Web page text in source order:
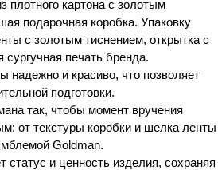
плотного картона с золотым
подарочная коробка. Упаковку
с золотым тиснением, открытка с
печать бренда.
надежно и красиво, что позволяет
подготовки.
так, чтобы момент вручения
от текстуры коробки и шелка ленты
Goldman.
статус и ценность изделия, сохраняя